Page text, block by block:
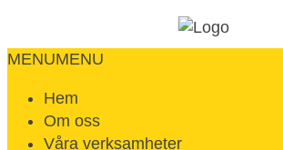
MENUMENU
Hem
Om oss
Våra verksamheter